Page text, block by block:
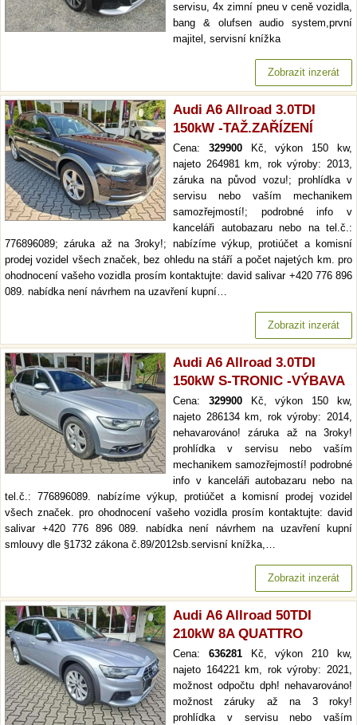
servisu, 4x zimní pneu v ceně vozidla,
bang & olufsen audio system,první
majitel, servisní knížka
Zobrazit inzerát
Audi A6 Allroad 3.0TDI
150kW -TAŽ.ZAŘÍZENÍ
Cena: 329900Kč, výkon 150 kw,
najeto 264981 km, rok výroby: 2013,
záruka na původ vozu!; prohlídka v
servisu nebo vaším mechanikem
samozřejmostí!; podrobné info v
kanceláři autobazaru nebo na tel.č.:
776896089; záruka až na 3roky!; nabízíme výkup, protiúčet a komisní
prodej vozidel všech značek, bez ohledu na stáří a počet najetých km. pro
ohodnocení vašeho vozidla prosím kontaktujte: david salivar +420 776 896
089. nabídka není návrhem na uzavření kupní…
Zobrazit inzerát
Audi A6 Allroad 3.0TDI
150kW S-TRONIC -VÝBAVA
Cena: 329900Kč, výkon 150 kw,
najeto 286134 km, rok výroby: 2014,
nehavarováno! záruka až na 3roky!
prohlídka v servisu nebo vaším
mechanikem samozřejmostí! podrobné
info v kanceláři autobazaru nebo na
tel.č.: 776896089. nabízíme výkup, protiúčet a komisní prodej vozidel
všech značek. pro ohodnocení vašeho vozidla prosím kontaktujte: david
salivar +420 776 896 089. nabídka není návrhem na uzavření kupní
smlouvy dle §1732 zákona č.89/2012sb.servisní knížka,…
Zobrazit inzerát
Audi A6 Allroad 50TDI
210kW 8A QUATTRO
Cena: 636281Kč, výkon 210 kw,
najeto 164221 km, rok výroby: 2021,
možnost odpočtu dph! nehavarováno!
možnost záruky až na 3 roky!
prohlídka v servisu nebo vaším